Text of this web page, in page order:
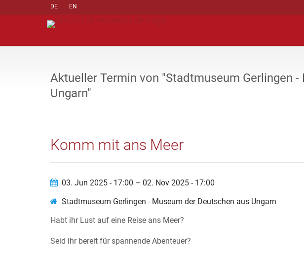
DE EN
Aktueller Termin von "Stadtmuseum Gerlingen
Ungarn"
Komm mit ans Meer
03. Jun 2025 - 17:00 – 02. Nov 2025 - 17:00
Stadtmuseum Gerlingen - Museum der Deutschen aus Ungarn
Habt ihr Lust auf eine Reise ans Meer?
Seid ihr bereit für spannende Abenteuer?